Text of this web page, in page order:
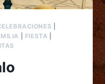
FIESTA